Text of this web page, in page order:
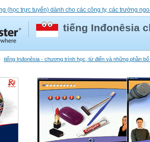
(học trực tuyến) dành cho các công ty, các trường
tiếng Inđonêsia
tiếng Inđonêsia - chương trình học, từ điển và những phần